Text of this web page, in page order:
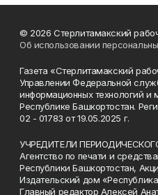
© 2026 Стерлитамакский
Об использовании
Газета «Стерлитамакский
Управлении Федеральной
информационных технологий
Республике Башкортостан.
02 - 01783 от 19.05.2025 г.
УЧРЕДИТЕЛИ
Агентство по печати и
Республики Башкортостан,
Издательский дом
Главный редактор Алексей